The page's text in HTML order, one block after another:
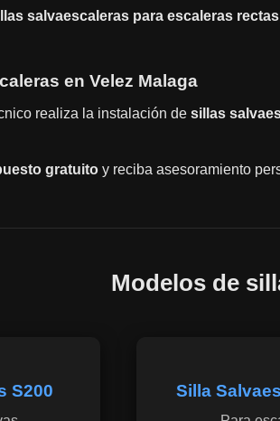
salvaescaleras para escaleras
en Velez Malaga
realiza la instalación de sillas
gratuito y reciba asesoramiento
Modelos de
S200 Silla